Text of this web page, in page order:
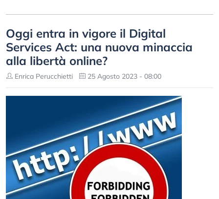
Oggi entra in vigore il Digital
Services Act: una nuova minaccia
alla libertà online?
Enrica Perucchietti 25 Agosto 2023 - 08:00